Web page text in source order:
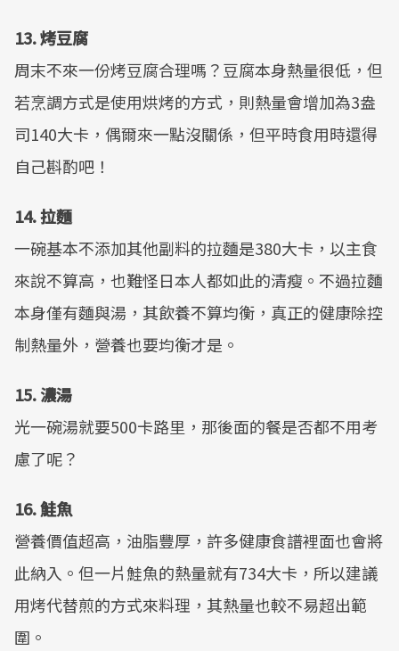
13. 烤豆腐
周末不來一份烤豆腐合理嗎？豆腐本身熱量很低，但
若烹調方式是使用烘烤的方式，則熱量會增加為3盎
司140大卡，偶爾來一點沒關係，但平時食用時還得
自己斟酌吧！
14. 拉麵
一碗基本不添加其他副料的拉麵是380大卡，以主食
來說不算高，也難怪日本人都如此的清瘦。不過拉麵
本身僅有麵與湯，其飲養不算均衡，真正的健康除控
制熱量外，營養也要均衡才是。
15. 濃湯
光一碗湯就要500卡路里，那後面的餐是否都不用考
慮了呢？
16. 鮭魚
營養價值超高，油脂豐厚，許多健康食譜裡面也會將
此納入。但一片鮭魚的熱量就有734大卡，所以建議
用烤代替煎的方式來料理，其熱量也較不易超出範
圍。